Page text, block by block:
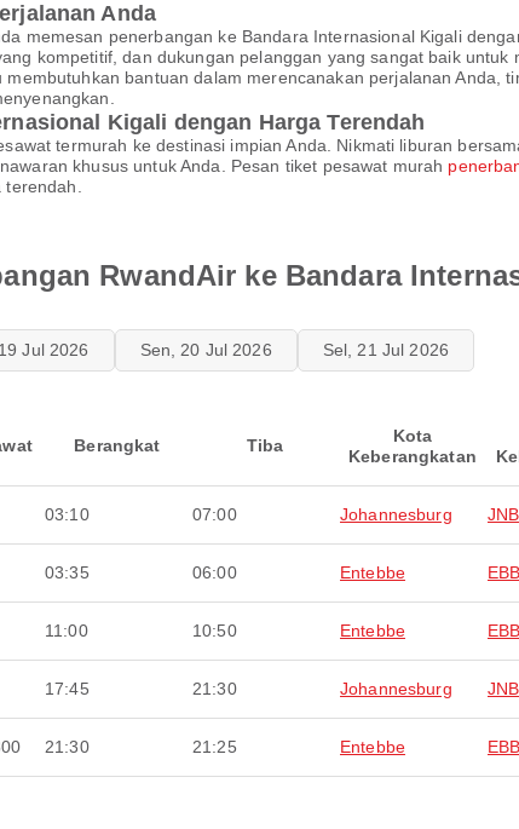
Anda
memesan penerbangan ke Bandara Internasional Kigali
kompetitif, dan dukungan pelanggan yang sangat baik
bantuan dalam merencanakan perjalanan Anda,
Kigali dengan Harga Terendah
termurah ke destinasi impian Anda. Nikmati liburan
khusus untuk Anda. Pesan tiket pesawat murah
RwandAir ke Bandara
Jul 2026 Sen, 20 Jul 2026 Sel, 21 Jul 2026
Berangkat Tiba
Kota
Keberangkatan
03:10 07:00 Johannesburg JNB
03:35 06:00 Entebbe EBB
11:00 10:50 Entebbe EBB
17:45 21:30 Johannesburg JNB
21:30 21:25 Entebbe EBB